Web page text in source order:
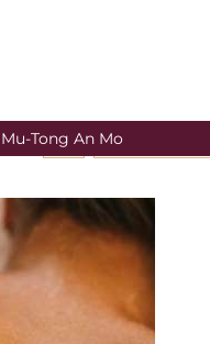
Tong An Mo
SPA SOINS VISAGES